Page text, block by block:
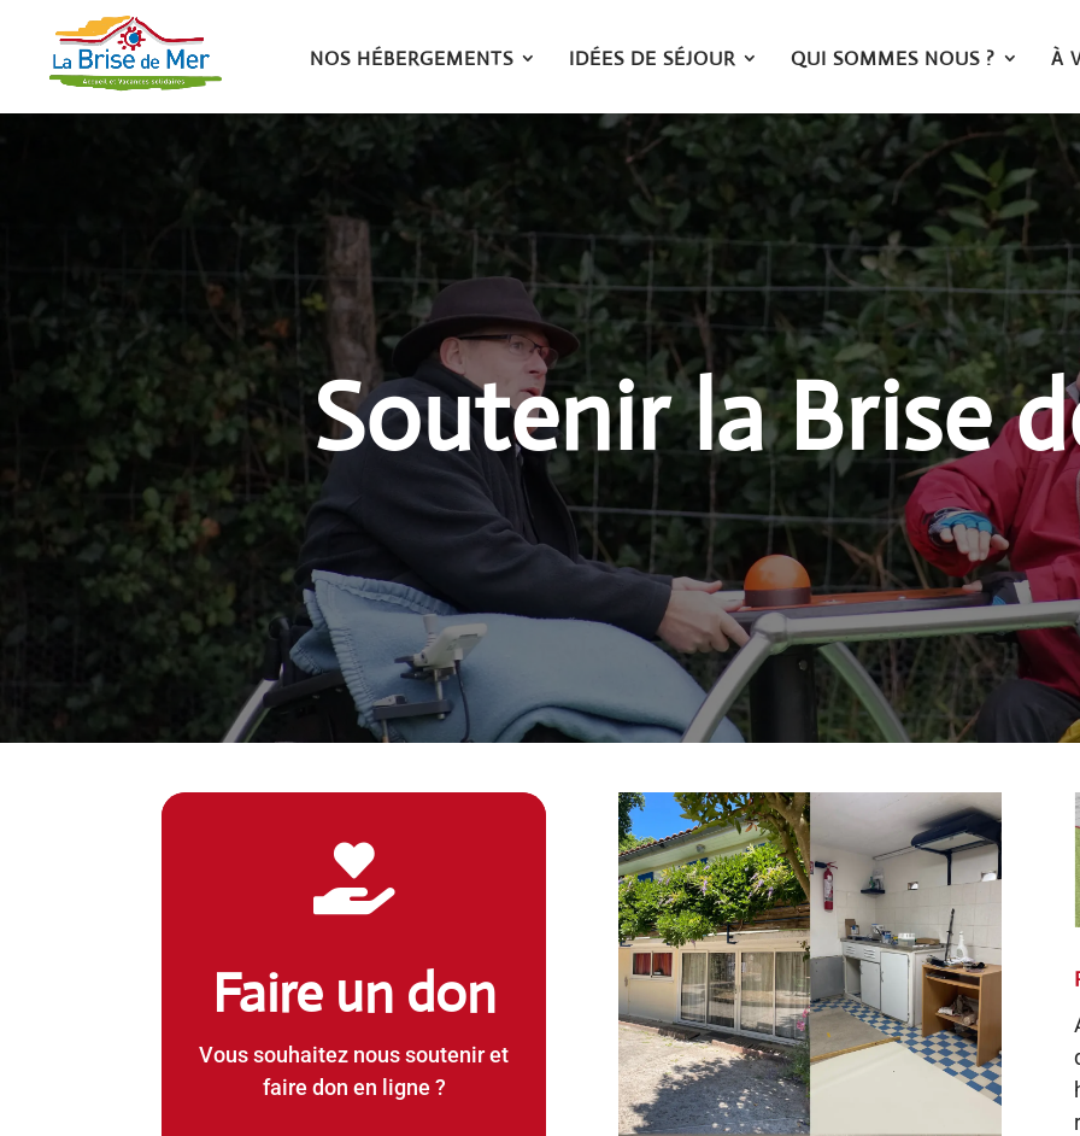
NOS HÉBERGEMENTS IDÉES DE SÉJOUR QUI SOMMES NOUS ? À
Soutenir la Brise

Faire un don
Vous souhaitez nous soutenir et
faire don en ligne ?